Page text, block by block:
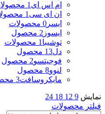
ام اس ای 1 محصولات
ان ای سی 1 محصولات
ایسر 0 محصولات
ایسوز 2 محصول
توشیبا 1 محصولات
دل13 محصول
فوجیتسو2 محصول
لنوو8 محصول
مایکروسافت3 محصول
نمایش 9
12
18
24
فیلتر محصولات